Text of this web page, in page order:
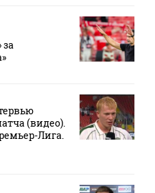
(видео).
Лига.